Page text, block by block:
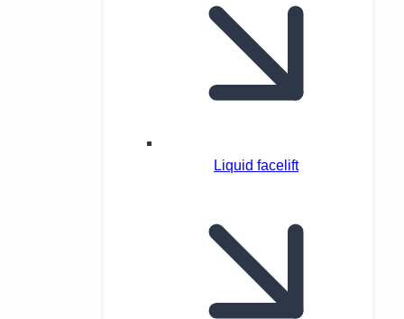
Liquid facelift